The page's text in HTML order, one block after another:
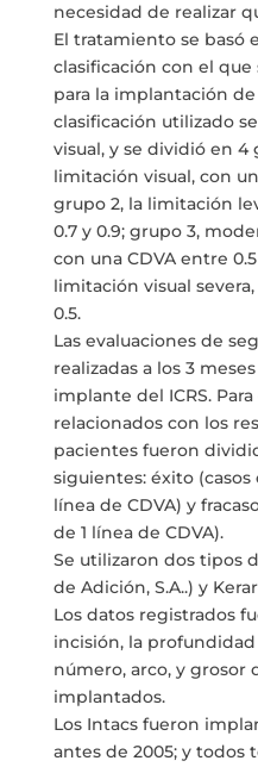
necesidad de realizar
El tratamiento se basó
clasificación con el
para la implantación de
clasificación utilizado
visual, y se dividió en 4
limitación visual, con
grupo 2, la limitación
0.7 y 0.9; grupo 3,
con una CDVA entre
limitación visual
0.5.
Las evaluaciones de
realizadas a los 3
implante del ICRS.
relacionados con los
pacientes fueron
siguientes: éxito
línea de CDVA) y
de 1 línea de CDVA).
Se utilizaron dos tipos
de Adición, S.A..) y
Los datos registrados
incisión, la
número, arco, y grosor
implantados.
Los Intacs fueron
antes de 2005; y todos